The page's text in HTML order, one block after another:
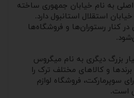
اصلی به نام خیابان جمهوری ساخته
استقلال استانبول دارد.
کنار رستوران‌ها و فروشگاه‌ها
بزرگ دیگری به نام میگروس
برندها و کالاهای مختلف ترک را
فروشگاه لوازم
است.